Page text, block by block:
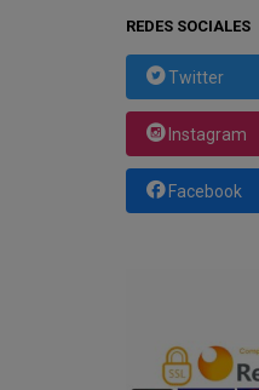
REDES SOCIALES
Twitter
Instagram
Facebook